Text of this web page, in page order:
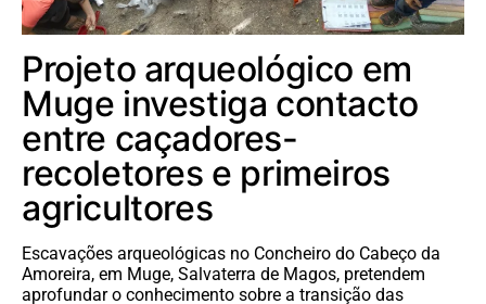
Projeto arqueológico em
Muge investiga contacto
entre caçadores-
recoletores e primeiros
agricultores
Escavações arqueológicas no Concheiro do Cabeço da
Amoreira, em Muge, Salvaterra de Magos, pretendem
aprofundar o conhecimento sobre a transição das